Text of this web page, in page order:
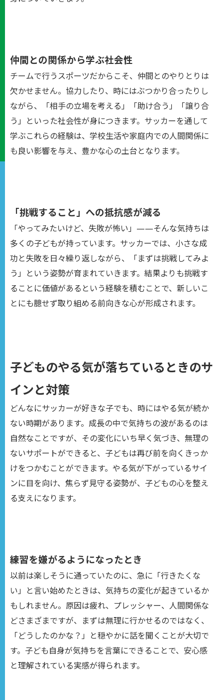
仲間との関係から学ぶ社会性
チームで行うスポーツだからこそ、仲間とのやりとりは
欠かせません。協力したり、時にはぶつかり合ったりし
ながら、「相手の立場を考える」「助け合う」「譲り合
う」といった社会性が身につきます。サッカーを通して
学ぶこれらの経験は、学校生活や家庭内での人間関係に
も良い影響を与え、豊かな心の土台となります。
「挑戦すること」への抵抗感が減る
「やってみたいけど、失敗が怖い」——そんな気持ちは
多くの子どもが持っています。サッカーでは、小さな成
功と失敗を日々繰り返しながら、「まずは挑戦してみよ
う」という姿勢が育まれていきます。結果よりも挑戦す
ることに価値があるという経験を積むことで、新しいこ
とにも臆せず取り組める前向きな心が形成されます。
子どものやる気が落ちているときのサ
インと対策
どんなにサッカーが好きな子でも、時にはやる気が続か
ない時期があります。成長の中で気持ちの波があるのは
自然なことですが、その変化にいち早く気づき、無理の
ないサポートができると、子どもは再び前を向くきっか
けをつかむことができます。やる気が下がっているサイ
ンに目を向け、焦らず見守る姿勢が、子どもの心を整え
る支えになります。
練習を嫌がるようになったとき
以前は楽しそうに通っていたのに、急に「行きたくな
い」と言い始めたときは、気持ちの変化が起きているか
もしれません。原因は疲れ、プレッシャー、人間関係な
どさまざまですが、まずは無理に行かせるのではなく、
「どうしたのかな？」と穏やかに話を聞くことが大切で
す。子ども自身が気持ちを言葉にできることで、安心感
と理解されている実感が得られます。